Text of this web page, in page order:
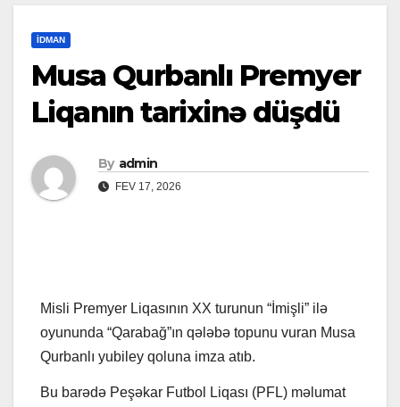
İDMAN
Musa Qurbanlı Premyer
Liqanın tarixinə düşdü
By admin
FEV 17, 2026
Misli Premyer Liqasının XX turunun “İmişli” ilə
oyununda “Qarabağ”ın qələbə topunu vuran Musa
Qurbanlı yubiley qoluna imza atıb.
Bu barədə Peşəkar Futbol Liqası (PFL) məlumat